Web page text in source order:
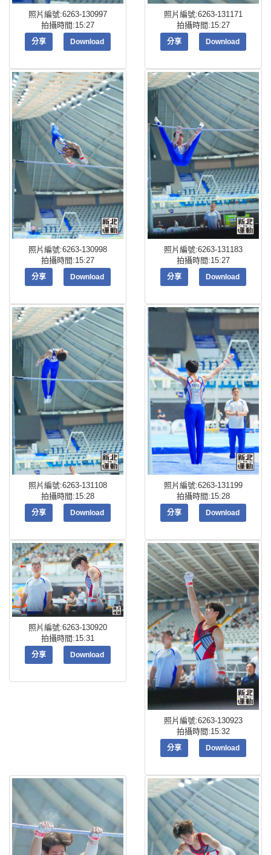
照片編號:6263-130997
拍攝時間:15:27
分享 Download
照片編號:6263-131171
拍攝時間:15:27
分享 Download
照片編號:6263-130998
拍攝時間:15:27
分享 Download
照片編號:6263-131183
拍攝時間:15:27
分享 Download
照片編號:6263-131108
拍攝時間:15:28
分享 Download
照片編號:6263-131199
拍攝時間:15:28
分享 Download
照片編號:6263-130920
拍攝時間:15:31
分享 Download
照片編號:6263-130923
拍攝時間:15:32
分享 Download